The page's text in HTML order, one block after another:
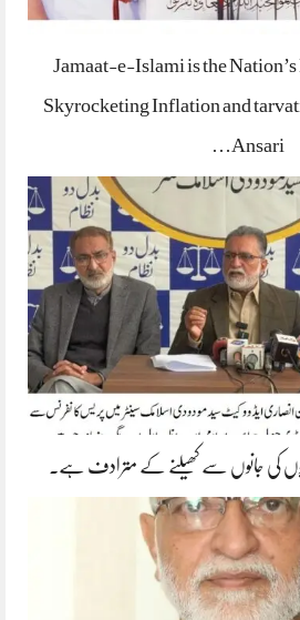
Jamaat-e-Islami is the
Skyrocketing Inflation and
Ansari…
کی جانوں سے کھیلنے کے مترادف ہے۔